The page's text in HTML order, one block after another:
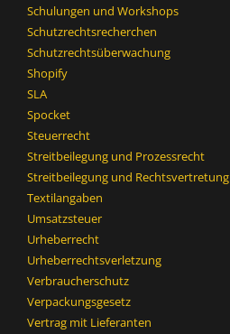
Schulungen und Workshops
Schutzrechtsrecherchen
Schutzrechtsüberwachung
Shopify
SLA
Spocket
Steuerrecht
Streitbeilegung und Prozessrecht​
Streitbeilegung und Rechtsvertretung
Textilangaben
Umsatzsteuer
Urheberrecht
Urheberrechtsverletzung
Verbraucherschutz
Verpackungsgesetz
Vertrag mit Lieferanten